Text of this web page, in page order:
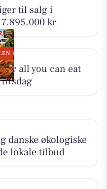
til salg i
kr
all you can eat
danske økologiske
lokale tilbud